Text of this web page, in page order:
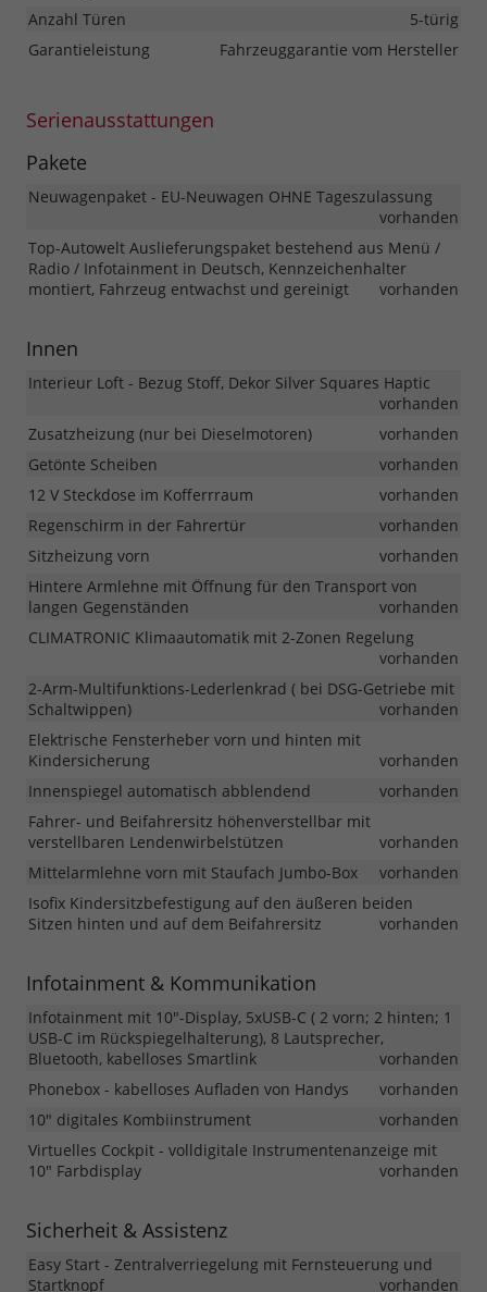
Anzahl Türen
5-türig
Garantieleistung
Fahrzeuggarantie vom Hersteller
Serienausstattungen
Pakete
Neuwagenpaket - EU-Neuwagen OHNE Tageszulassung
vorhanden
Top-Autowelt Auslieferungspaket bestehend aus Menü /
Radio / Infotainment in Deutsch, Kennzeichenhalter
montiert, Fahrzeug entwachst und gereinigt
vorhanden
Innen
Interieur Loft - Bezug Stoff, Dekor Silver Squares Haptic
vorhanden
Zusatzheizung (nur bei Dieselmotoren)
vorhanden
Getönte Scheiben
vorhanden
12 V Steckdose im Kofferrraum
vorhanden
Regenschirm in der Fahrertür
vorhanden
Sitzheizung vorn
vorhanden
Hintere Armlehne mit Öffnung für den Transport von
langen Gegenständen
vorhanden
CLIMATRONIC Klimaautomatik mit 2-Zonen Regelung
vorhanden
2-Arm-Multifunktions-Lederlenkrad ( bei DSG-Getriebe mit
Schaltwippen)
vorhanden
Elektrische Fensterheber vorn und hinten mit
Kindersicherung
vorhanden
Innenspiegel automatisch abblendend
vorhanden
Fahrer- und Beifahrersitz höhenverstellbar mit
verstellbaren Lendenwirbelstützen
vorhanden
Mittelarmlehne vorn mit Staufach Jumbo-Box
vorhanden
Isofix Kindersitzbefestigung auf den äußeren beiden
Sitzen hinten und auf dem Beifahrersitz
vorhanden
Infotainment & Kommunikation
Infotainment mit 10"-Display, 5xUSB-C ( 2 vorn; 2 hinten; 1
USB-C im Rückspiegelhalterung), 8 Lautsprecher,
Bluetooth, kabelloses Smartlink
vorhanden
Phonebox - kabelloses Aufladen von Handys
vorhanden
10" digitales Kombiinstrument
vorhanden
Virtuelles Cockpit - volldigitale Instrumentenanzeige mit
10" Farbdisplay
vorhanden
Sicherheit & Assistenz
Easy Start - Zentralverriegelung mit Fernsteuerung und
Startknopf
vorhanden